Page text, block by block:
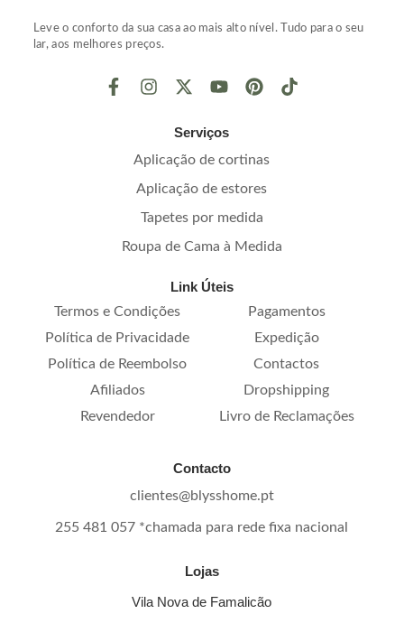
Leve o conforto da sua casa ao mais alto nível. Tudo para o seu
lar, aos melhores preços.
Serviços
Aplicação de cortinas
Aplicação de estores
Tapetes por medida
Roupa de Cama à Medida
Link Úteis
Termos e Condições
Pagamentos
Política de Privacidade
Expedição
Política de Reembolso
Contactos
Afiliados
Dropshipping
Revendedor
Livro de Reclamações
Contacto
clientes@blysshome.pt
255 481 057 *chamada para rede fixa nacional
Lojas
Vila Nova de Famalicão